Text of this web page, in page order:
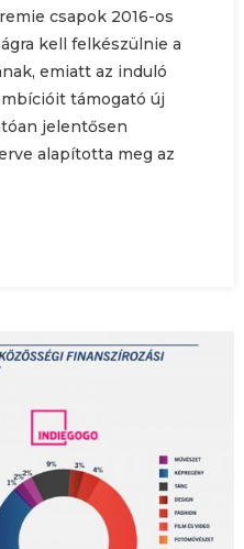
csapok 2016-os
kell felkészülnie a
emiatt az induló
támogató új
jelentősen
alapította meg az